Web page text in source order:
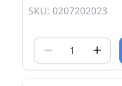
SKU: 0207202023